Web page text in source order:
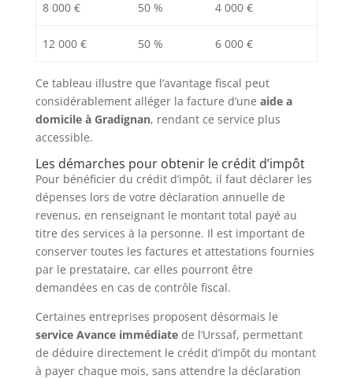
8 000 € 50 % 4 000 €
12 000 € 50 % 6 000 €
Ce tableau illustre que l’avantage fiscal peut
considérablement alléger la facture d’une aide a
domicile à Gradignan, rendant ce service plus
accessible.
Les démarches pour obtenir le crédit d’impôt
Pour bénéficier du crédit d’impôt, il faut déclarer les
dépenses lors de votre déclaration annuelle de
revenus, en renseignant le montant total payé au
titre des services à la personne. Il est important de
conserver toutes les factures et attestations fournies
par le prestataire, car elles pourront être
demandées en cas de contrôle fiscal.
Certaines entreprises proposent désormais le
service Avance immédiatede l’Urssaf, permettant
de déduire directement le crédit d’impôt du montant
à payer chaque mois, sans attendre la déclaration